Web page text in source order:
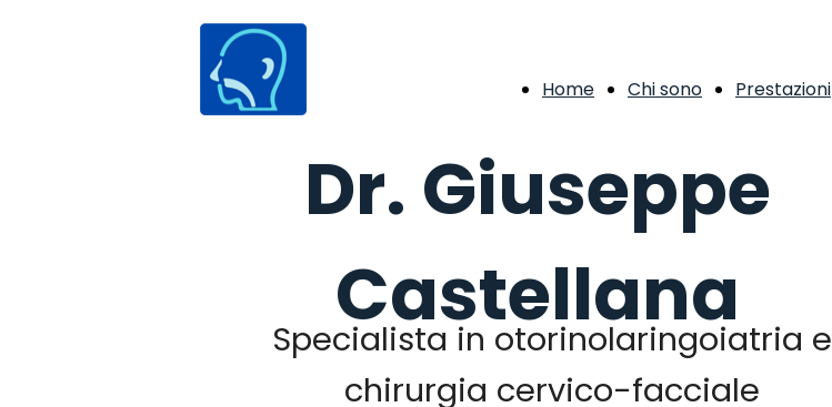
Home Chi sono Prestazioni
Dr. Giuseppe
Castellana
Specialista in otorinolaringoiatria e
chirurgia cervico-facciale